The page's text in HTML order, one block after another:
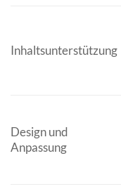
Inhaltsunterstützung
Design und
Anpassung